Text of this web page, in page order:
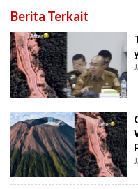
Berita Terkait